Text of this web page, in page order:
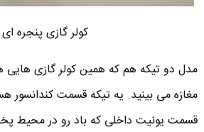
کولر گازی پنجره ای
مدل دو تیکه هم که همین کولر گازی
مغازه می بینید. یه تیکه قسمت
قسمت یونیت داخلی که باد رو در محیط